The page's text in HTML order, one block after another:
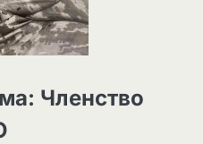
Членство